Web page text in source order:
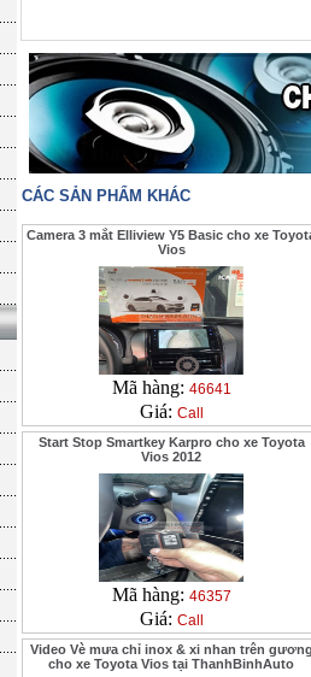
CÁC SẢN PHẨM KHÁC
Camera 3 mắt Elliview Y5 Basic cho xe
Vios
Mã hàng: 46641
Giá: Call
Start Stop Smartkey Karpro cho xe Toyota
Vios 2012
Mã hàng: 46357
Giá: Call
Video Vè mưa chỉ inox & xi nhan trên
cho xe Toyota Vios tại ThanhBinhAuto